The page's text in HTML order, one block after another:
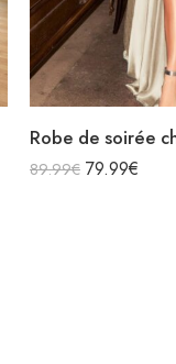
89.99€ 79.99€